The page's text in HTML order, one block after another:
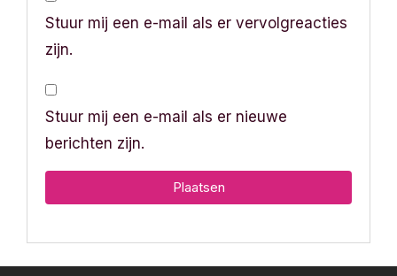
Stuur mij een e-mail als er vervolgreacties
zijn.
Stuur mij een e-mail als er nieuwe
berichten zijn.